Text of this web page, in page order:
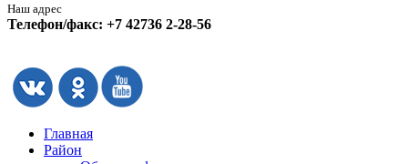
Наш адрес
Телефон/факс: +7 42736 2-28-56
Главная
Район